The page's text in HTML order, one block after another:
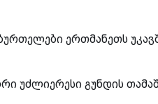
ერთმანეთს
უძლიერესი გუნდის